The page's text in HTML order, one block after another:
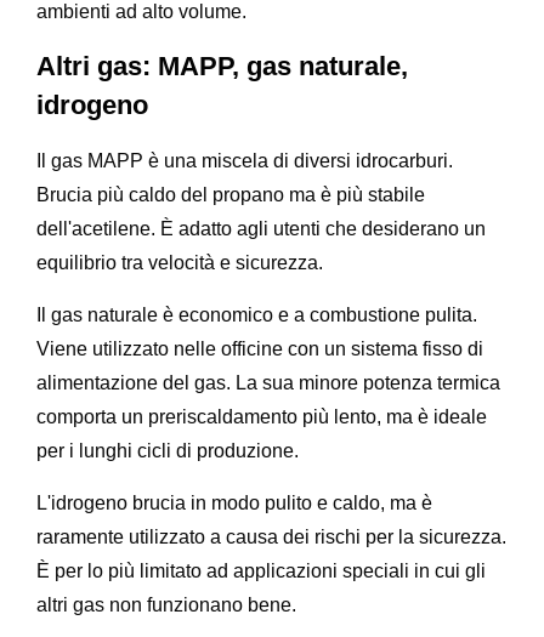
ambienti ad alto volume.
Altri gas: MAPP, gas naturale,
idrogeno
Il gas MAPP è una miscela di diversi idrocarburi.
Brucia più caldo del propano ma è più stabile
dell'acetilene. È adatto agli utenti che desiderano un
equilibrio tra velocità e sicurezza.
Il gas naturale è economico e a combustione pulita.
Viene utilizzato nelle officine con un sistema fisso di
alimentazione del gas. La sua minore potenza termica
comporta un preriscaldamento più lento, ma è ideale
per i lunghi cicli di produzione.
L'idrogeno brucia in modo pulito e caldo, ma è
raramente utilizzato a causa dei rischi per la sicurezza.
È per lo più limitato ad applicazioni speciali in cui gli
altri gas non funzionano bene.